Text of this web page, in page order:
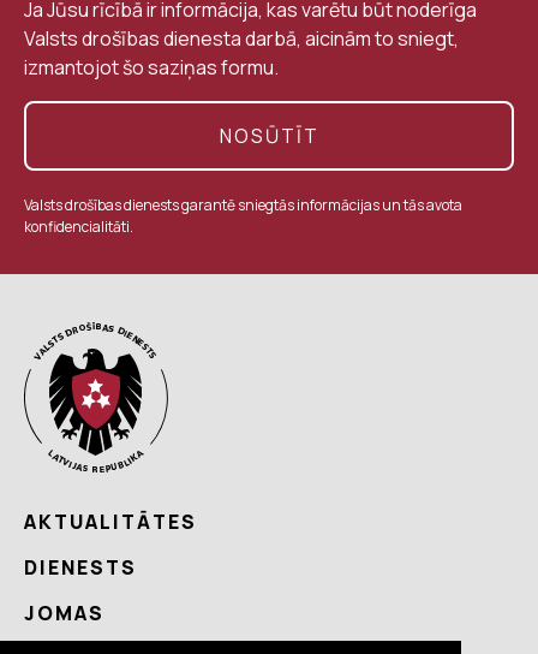
Ja Jūsu rīcībā ir informācija, kas varētu būt noderīga
Valsts drošības dienesta darbā, aicinām to sniegt,
izmantojot šo saziņas formu.
NOSŪTĪT
Valsts drošības dienests garantē sniegtās informācijas un tās avota
konfidencialitāti.
AKTUALITĀTES
DIENESTS
JOMAS